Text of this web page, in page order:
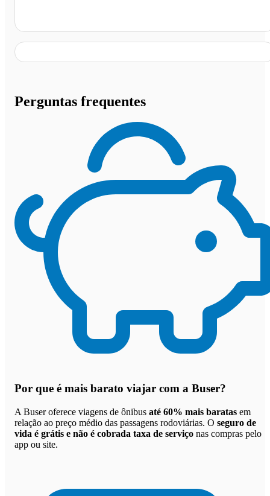
Perguntas frequentes
Por que é mais barato viajar com a Buser?
A Buser oferece viagens de ônibus até 60% mais baratas em
relação ao preço médio das passagens rodoviárias. O seguro de
vida é grátis e não é cobrada taxa de serviço nas compras pelo
app ou site.